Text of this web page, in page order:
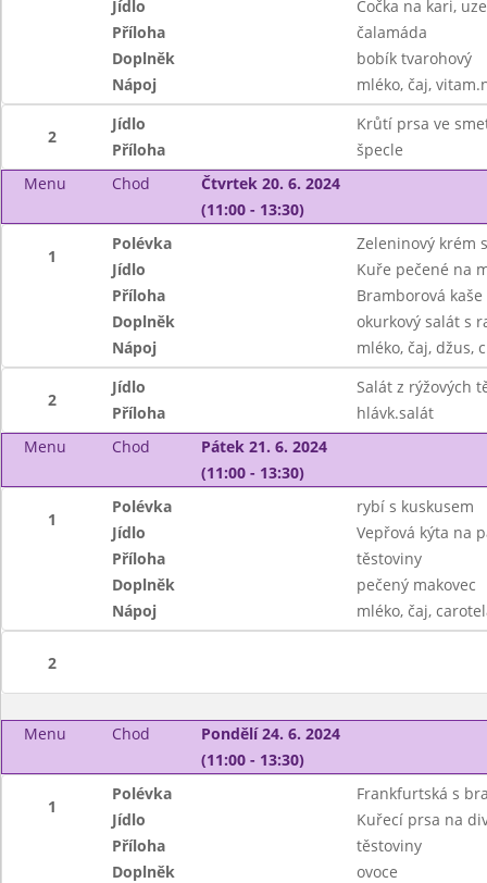
Jídlo
Čočka na kari,
Příloha
čalamáda
Doplněk
bobík tvarohový
Nápoj
mléko, čaj,
2
Jídlo
Krůtí prsa ve
Příloha
špecle
Menu
Chod
Čtvrtek 20. 6. 2024
(11:00 - 13:30)
1
Polévka
Zeleninový krém
Jídlo
Kuře pečené na
Příloha
Bramborová kaše
Doplněk
okurkový salát s
Nápoj
mléko, čaj, džus,
2
Jídlo
Salát z rýžových
Příloha
hlávk.salát
Menu
Chod
Pátek 21. 6. 2024
(11:00 - 13:30)
1
Polévka
rybí s kuskusem
Jídlo
Vepřová kýta na
Příloha
těstoviny
Doplněk
pečený makovec
Nápoj
mléko, čaj,
2
Menu Chod
Pondělí 24. 6. 2024
(11:00 - 13:30)
1
Polévka
Frankfurtská s
Jídlo
Kuřecí prsa na
Příloha
těstoviny
Doplněk
ovoce